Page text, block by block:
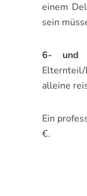
einem
sein
6- und
alleine
Ein
€.